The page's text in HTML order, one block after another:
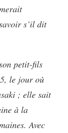
s’il dit
petit-fils
le jour où
; elle sait
à la
Avec